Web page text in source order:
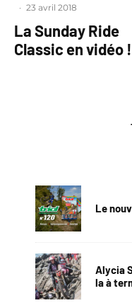
· 23 avril 2018
La Sunday Ride
Classic en vidéo !
Le
Alycia
la à